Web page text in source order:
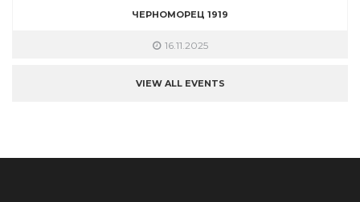
ЧЕРНОМОРЕЦ 1919
16.11.2025
VIEW ALL EVENTS